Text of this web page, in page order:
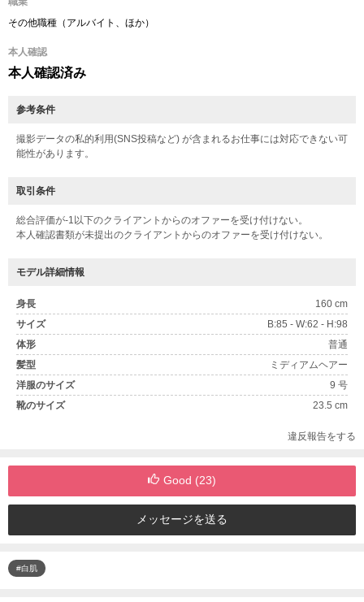
その他職種（アルバイト、ほか）
本人確認
本人確認済み
参考条件
撮影データの私的利用(SNS投稿など) が含まれるお仕事には対応できない可
能性があります。
取引条件
総合評価が-1以下のクライアントからのオファーを受け付けない。
本人確認書類が未提出のクライアントからのオファーを受け付けない。
モデル詳細情報
身長
160 cm
サイズ
B:85 - W:62 - H:98
体形
普通
髪型
ミディアムヘアー
洋服のサイズ
9 号
靴のサイズ
23.5 cm
違反報告をする
Good (23)
メッセージを送る
#白肌